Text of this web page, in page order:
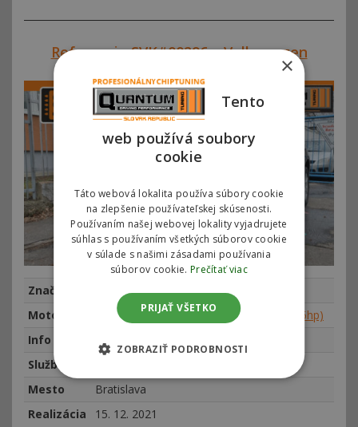
Referencie SVK#00296 – Volkswagen
Touareg 3.0 TDI 165kw (225hp)
Značka
Volkswagen
Motor
Volkswagen Touareg 3.0 TDI 165kw (225hp)
Info
najeto 226759 km, rok výroby 2005
Služba
Mesto
Bratislava
Realizácia
15. 12. 2021
×
Tento
web používá soubory
cookie
Táto webová lokalita používa súbory cookie
na zlepšenie používateľskej skúsenosti.
Používaním našej webovej lokality vyjadrujete
súhlas s používaním všetkých súborov cookie
v súlade s našimi zásadami používania
súborov cookie. Prečítať viac
PRIJAŤ VŠETKO
ZOBRAZIŤ PODROBNOSTI